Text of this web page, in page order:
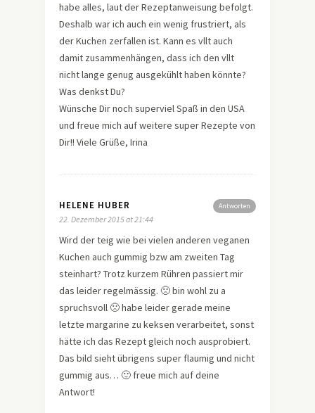
habe alles, laut der Rezeptanweisung befolgt.
Deshalb war ich auch ein wenig frustriert, als
der Kuchen zerfallen ist. Kann es vllt auch
damit zusammenhängen, dass ich den vllt
nicht lange genug ausgekühlt haben könnte?
Was denkst Du?
Wünsche Dir noch superviel Spaß in den USA
und freue mich auf weitere super Rezepte von
Dir!! Viele Grüße, Irina
Antworten
HELENE HUBER
22. Dezember 2015 at 21:44
Wird der teig wie bei vielen anderen veganen
Kuchen auch gummig bzw am zweiten Tag
steinhart? Trotz kurzem Rühren passiert mir
das leider regelmässig. 🙁 bin wohl zu a
spruchsvoll 🙁 habe leider gerade meine
letzte margarine zu keksen verarbeitet, sonst
hätte ich das Rezept gleich noch ausprobiert.
Das bild sieht übrigens super flaumig und nicht
gummig aus… 🙂 freue mich auf deine
Antwort!